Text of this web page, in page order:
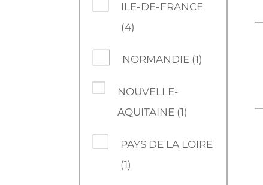
ILE-DE-FRANCE
(4)
NORMANDIE (1)
NOUVELLE-
AQUITAINE (1)
PAYS DE LA LOIRE
(1)